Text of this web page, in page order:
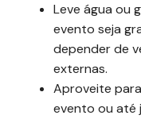
Leve água ou
evento seja
depender de
externas.
Aproveite
evento ou até